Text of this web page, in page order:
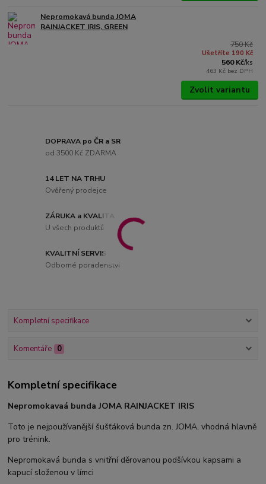
Nepromokavá bunda JOMA
RAINJACKET IRIS, GREEN
750 Kč
Ušetříte 190 Kč
560 Kč/ks
463 Kč bez DPH
Zvolit variantu
DOPRAVA po ČR a SR
od 3500 Kč ZDARMA
14 LET NA TRHU
Ověřený prodejce
ZÁRUKA a KVALITA
U všech produktů
KVALITNÍ SERVIS
Odborné poradenství
Kompletní specifikace
Komentáře 0
Kompletní specifikace
Nepromokavaá bunda JOMA RAINJACKET IRIS
Toto je nejpoužívanější šušťáková bunda zn. JOMA, vhodná hlavně
pro trénink.
Nepromokavá bunda s vnitřní děrovanou podšívkou kapsami a
kapucí složenou v límci